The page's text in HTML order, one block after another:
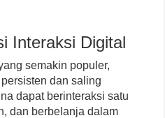
Interaksi Digital
semakin populer,
dan saling
dapat berinteraksi satu
dan berbelanja dalam